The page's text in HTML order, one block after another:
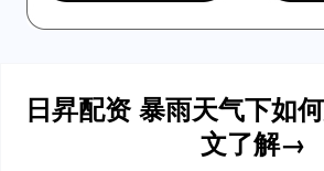
日昇配资 暴雨天气下如
文了解→